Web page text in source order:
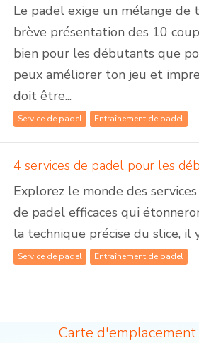
Le padel exige un mélange de
brève présentation des 10
bien pour les débutants que
peux améliorer ton jeu et
doit être...
Service de padel Entraînement de padel
Explorez le monde des
de padel efficaces qui
la technique précise du slice,
Service de padel Entraînement de padel
Carte